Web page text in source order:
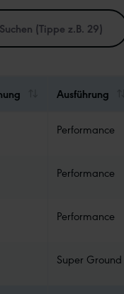
Ausführung
Performance
Performance
Performance
Super Ground